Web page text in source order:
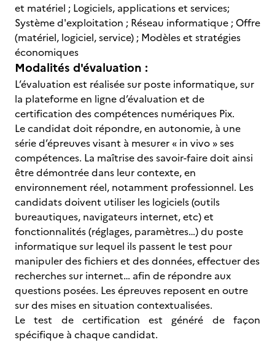
et matériel ; Logiciels, applications et services;
Système d'exploitation ; Réseau informatique ; Offre
(matériel, logiciel, service) ; Modèles et stratégies
économiques
Modalités d'évaluation :
L’évaluation est réalisée sur poste informatique, sur
la plateforme en ligne d’évaluation et de
certification des compétences numériques Pix.
Le candidat doit répondre, en autonomie, à une
série d’épreuves visant à mesurer « in vivo » ses
compétences. La maîtrise des savoir-faire doit ainsi
être démontrée dans leur contexte, en
environnement réel, notamment professionnel. Les
candidats doivent utiliser les logiciels (outils
bureautiques, navigateurs internet, etc) et
fonctionnalités (réglages, paramètres…) du poste
informatique sur lequel ils passent le test pour
manipuler des fichiers et des données, effectuer des
recherches sur internet… afin de répondre aux
questions posées. Les épreuves reposent en outre
sur des mises en situation contextualisées.
Le test de certification est généré de façon
spécifique à chaque candidat.